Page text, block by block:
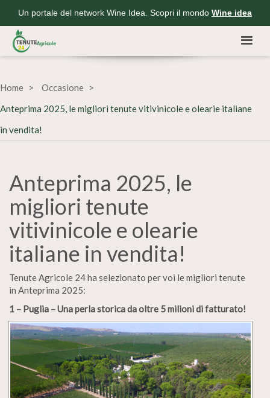
Un portale del network Wine Idea. Scopri il mondo Wine idea
Home
Occasione
Anteprima 2025, le migliori tenute vitivinicole e olearie italiane
in vendita!
Anteprima 2025, le
migliori tenute
vitivinicole e olearie
italiane in vendita!
Tenute Agricole 24 ha selezionato per voi le migliori tenute
in Anteprima 2025:
1 – Puglia – Una perla storica da oltre 5 milioni di fatturato!